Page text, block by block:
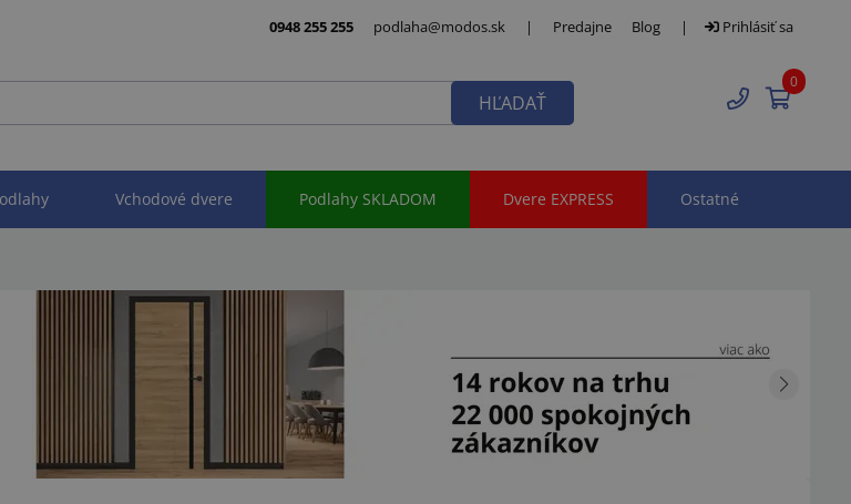
0948 255 255 podlaha@modos.sk | Predajne Blog | Prihlásiť sa
HĽADAŤ
0
Vchodové dvere Podlahy SKLADOM Dvere EXPRESS Ostatné